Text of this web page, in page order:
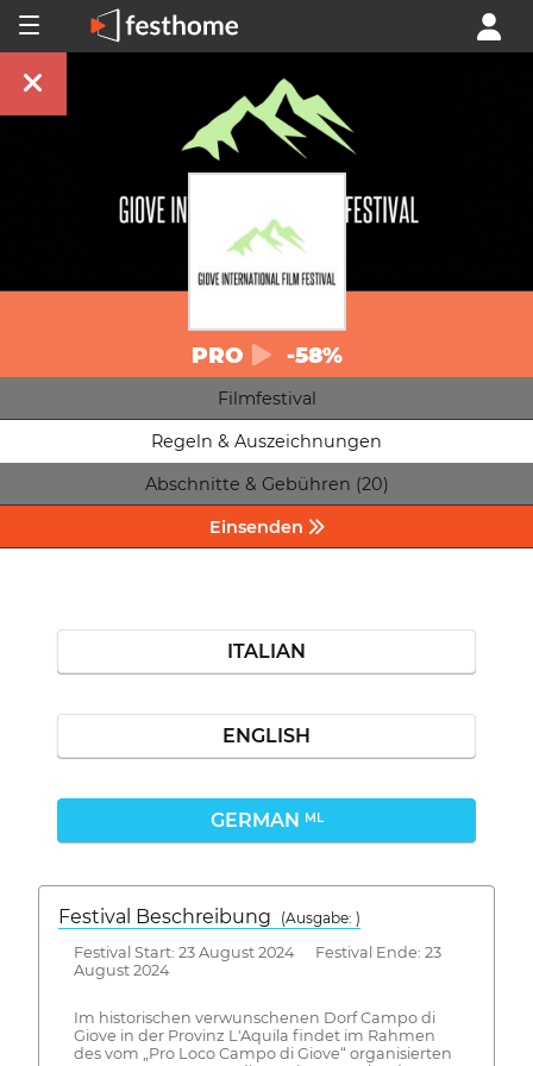
PRO -58%
Filmfestival
Regeln & Auszeichnungen
Abschnitte & Gebühren (20)
Einsenden
ITALIAN
ENGLISH
GERMAN ML
Festival Beschreibung
(Ausgabe: )
Festival Start: 23 August 2024 Festival Ende: 23
August 2024
Im historischen verwunschenen Dorf Campo di
Giove in der Provinz L'Aquila findet im Rahmen
des vom „Pro Loco Campo di Giove“ organisierten